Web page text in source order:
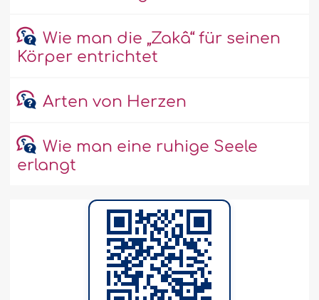
Wie man die „Zakâ“ für seinen
Körper entrichtet
Arten von Herzen
Wie man eine ruhige Seele
erlangt